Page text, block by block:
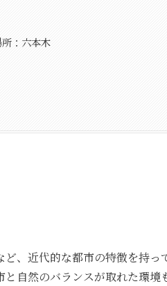
：六本木
、近代的な都市の特徴を持っ
自然のバランスが取れた環境